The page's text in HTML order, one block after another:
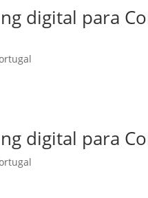
digital para
digital para